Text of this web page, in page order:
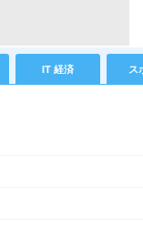
IT 経済 ス